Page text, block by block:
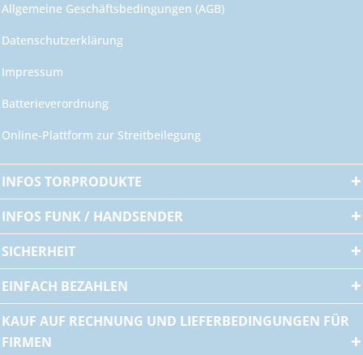
Allgemeine Geschäftsbedingungen (AGB)
Datenschutzerklärung
Impressum
Batterieverordnung
Online-Plattform zur Streitbeilegung
INFOS TORPRODUKTE
INFOS FUNK / HANDSENDER
SICHERHEIT
EINFACH BEZAHLEN
KAUF AUF RECHNUNG UND LIEFERBEDINGUNGEN FÜR
FIRMEN